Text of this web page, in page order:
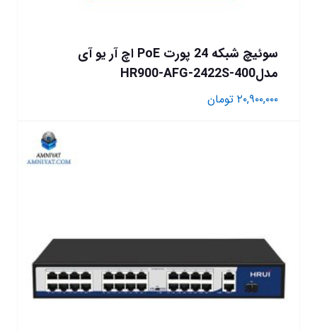
سوئیچ شبکه 24 پورت PoE اچ آر یو آی
مدلHR900-AFG-2422S-400
۲۰,۹۰۰,۰۰۰ تومان